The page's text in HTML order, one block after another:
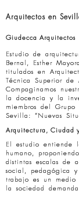
Arquitectos en
Giudecca Arquitectos
Estudio de
Bernal, Esther
titulados en
Técnica Superior
Compaginamos
la docencia y la
miembros del
Sevilla: “Nuevas
Arquitectura, Ciudad
El estudio entiende
humano,
distintas escalas de
social, pedagógica
trabajo es un medio
la sociedad